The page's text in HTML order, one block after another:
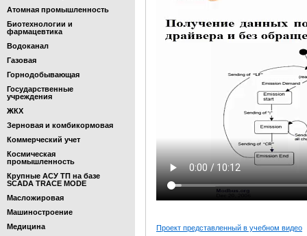
Атомная промышленность
Биотехнологии и
фармацевтика
Водоканал
Газовая
Горнодобывающая
Государственные
учреждения
ЖКХ
Зерновая и комбикормовая
Коммерческий учет
Космическая
промышленность
Крупные АСУ ТП на базе
SCADA TRACE MODE
Масложировая
Машиностроение
Медицина
Проект представленный в учебном видео